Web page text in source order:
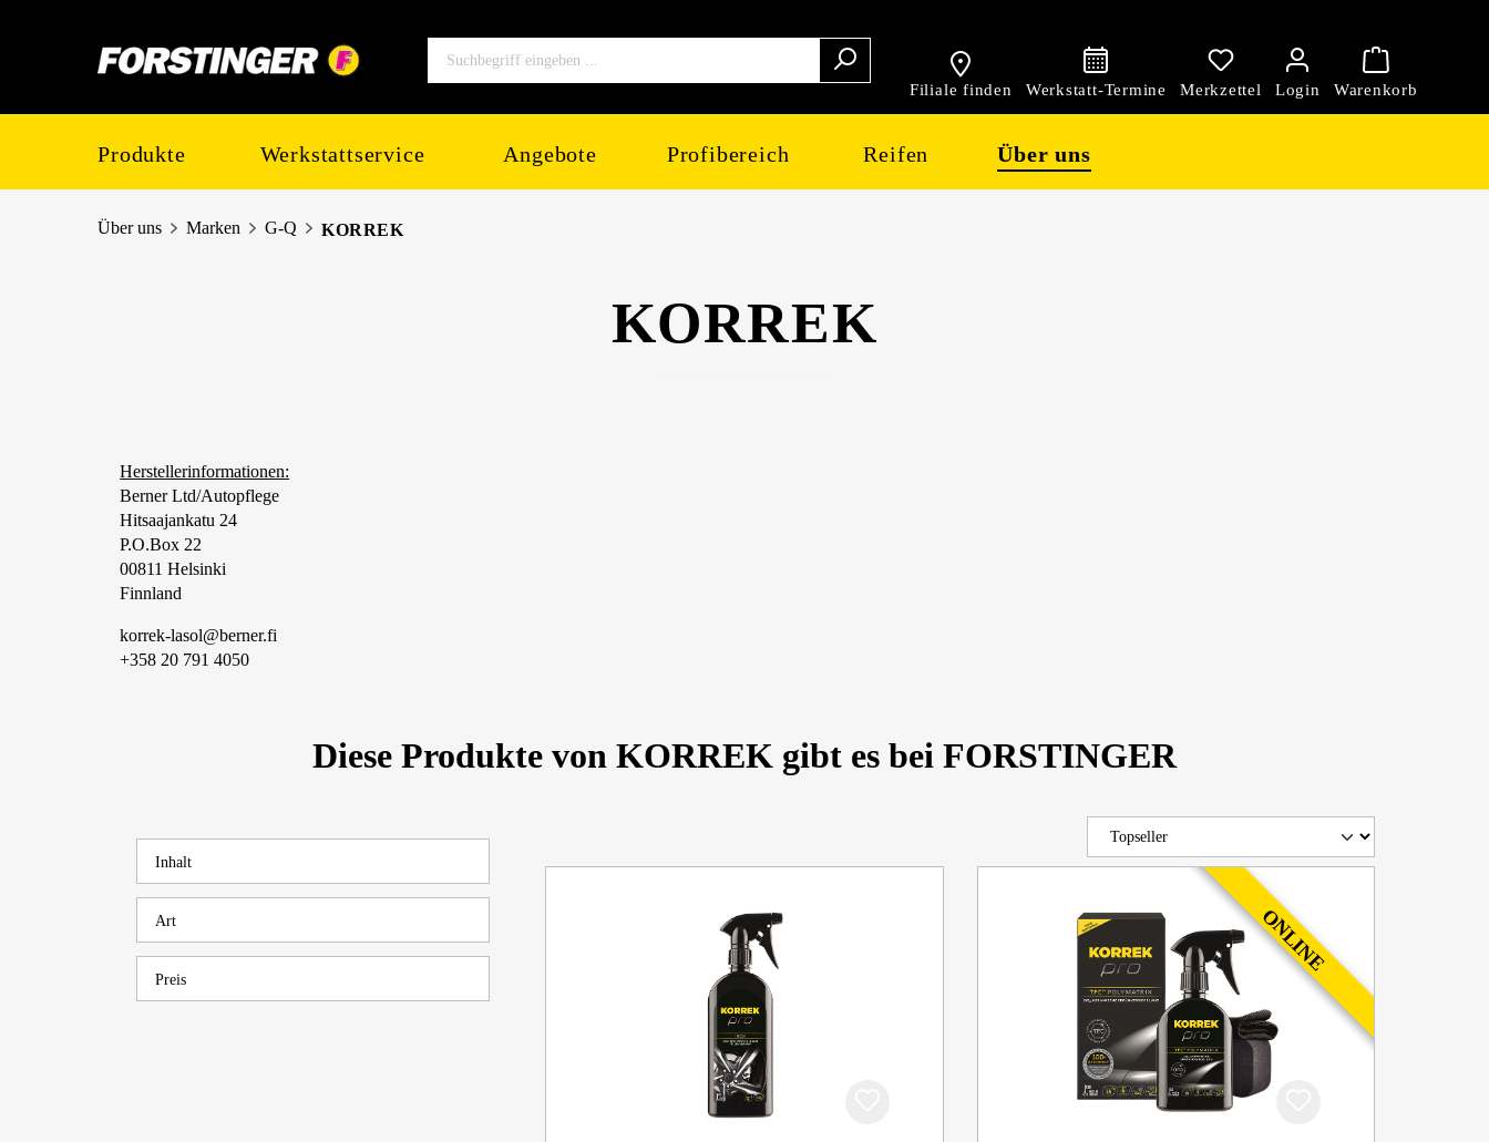
Filiale finden
Produkte Werkstattservice Angebote Profibereich Reifen Über uns
Über uns Marken G-Q KORREK
KORREK
Herstellerinformationen:
Berner Ltd/Autopflege
Hitsaajankatu 24
P.O.Box 22
00811 Helsinki
Finnland
korrek-lasol@berner.fi
+358 20 791 4050
Diese Produkte von KORREK gibt es bei FORSTINGER
Inhalt
Art
Preis